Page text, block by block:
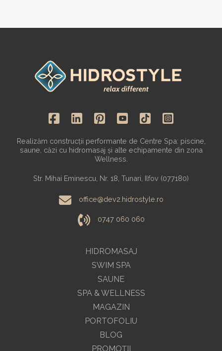
HIDROMASAJ
SWIM SPA
SAUNE
SPA & WELLNESS
MAGAZIN
Realizăm construcții performante de Centre Spa: piscine,
saune, căzi cu hidromasaj și alte echipamente din zona
Wellness.
Str. Mihai Eminescu, Nr. 18, Tunari, Ilfov (077180)
office@dev2.hidrostyle.ro
0747 060 060
PORTOFOLIU
BLOG
PROMOŢII